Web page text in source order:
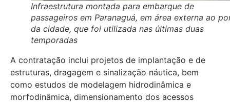
Infraestrutura montada para embarque de
passageiros em Paranaguá, em área externa ao
da cidade, que foi utilizada nas últimas duas
temporadas
A contratação inclui projetos de implantação e de
estruturas, dragagem e sinalização náutica, bem
como estudos de modelagem hidrodinâmica e
morfodinâmica, dimensionamento dos acessos